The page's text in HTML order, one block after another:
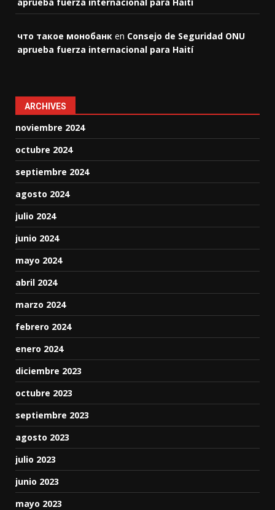
что такое монобанк en Consejo de Seguridad ONU
aprueba fuerza internacional para Haití
ARCHIVES
noviembre 2024
octubre 2024
septiembre 2024
agosto 2024
julio 2024
junio 2024
mayo 2024
abril 2024
marzo 2024
febrero 2024
enero 2024
diciembre 2023
octubre 2023
septiembre 2023
agosto 2023
julio 2023
junio 2023
mayo 2023